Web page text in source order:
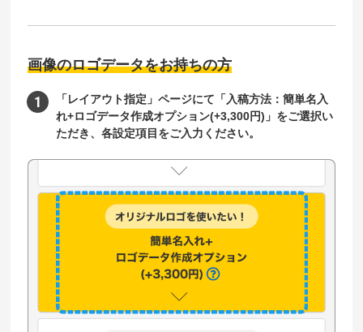
画像のロゴデータをお持ちの方
「レイアウト指定」ページにて「入稿方法：簡単名入
れ+ロゴデータ作成オプション(+3,300円)」をご選択い
ただき、各設定項目をご入力ください。